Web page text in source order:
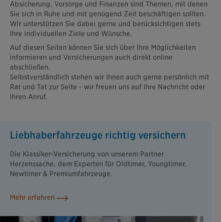
Absicherung, Vorsorge und Finanzen sind Themen, mit denen
Sie sich in Ruhe und mit genügend Zeit beschäftigen sollten.
Wir unterstützen Sie dabei gerne und berücksichtigen stets
Ihre individuellen Ziele und Wünsche.
Auf diesen Seiten können Sie sich über Ihre Möglichkeiten
informieren und Versicherungen auch direkt online
abschließen.
Selbstverständlich stehen wir Ihnen auch gerne persönlich mit
Rat und Tat zur Seite - wir freuen uns auf Ihre Nachricht oder
Ihren Anruf.
Liebhaberfahrzeuge richtig versichern
Die Klassiker-Versicherung von unserem Partner
Herzenssache, dem Experten für Oldtimer, Youngtimer,
Newtimer & Premiumfahrzeuge.
Mehr erfahren